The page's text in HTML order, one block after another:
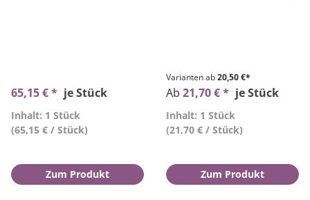
65,15 € * je Stück
Inhalt: 1 Stück
(65,15 € / Stück)
Zum Produkt
Varianten ab20,50 €*
Ab 21,70 € * je Stück
Inhalt: 1 Stück
(21,70 € / Stück)
Zum Produkt